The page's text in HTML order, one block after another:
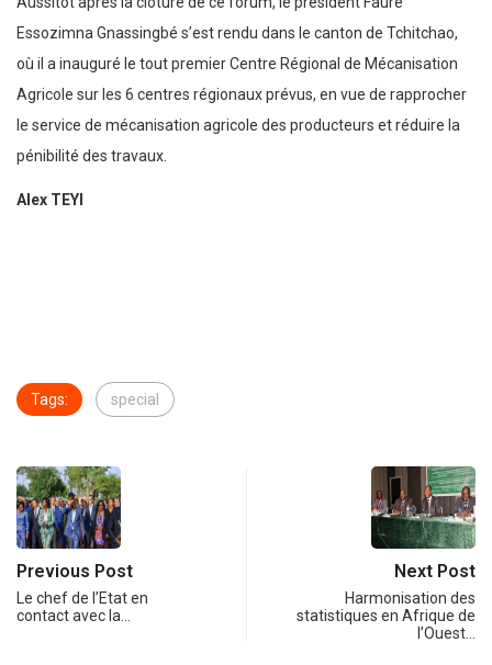
Essozimna Gnassingbé s’est rendu dans le canton de Tchitchao,
où il a inauguré le tout premier Centre Régional de Mécanisation
Agricole sur les 6 centres régionaux prévus, en vue de rapprocher
le service de mécanisation agricole des producteurs et réduire la
pénibilité des travaux.
Alex TEYI
Tags: special
Previous Post
Le chef de l’Etat en
contact avec la…
Next Post
Harmonisation des
statistiques en Afrique de
l’Ouest…